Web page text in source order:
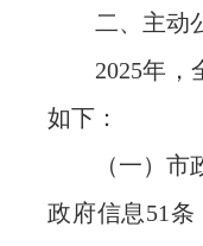
二、主动
2025年
如下：
（一）
政府信息51